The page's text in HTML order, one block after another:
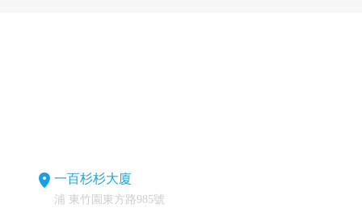
一百杉杉大廈
浦 東竹園東方路985號